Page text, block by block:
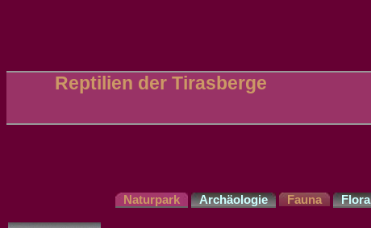
Reptilien der Tirasberge
Naturpark Archäologie Fauna Flora